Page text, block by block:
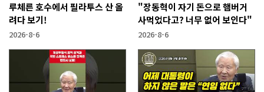
루체른 호수에서 필라투스 산 올
려다 보기!
2026-8-6
"장동혁이 자기 돈으로 햄버거
사먹었다고? 너무 없어 보인다"
2026-8-6